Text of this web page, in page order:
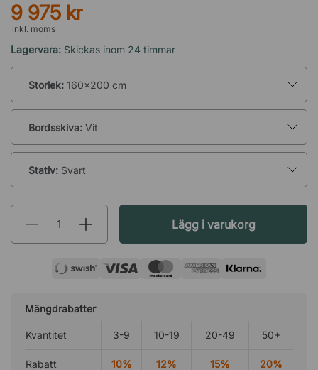
9 975 kr
inkl. moms
Lagervara: Skickas inom 24 timmar
Storlek: 160x200 cm
Bordsskiva: Vit
Stativ: Svart
Lägg i varukorg
Mängdrabatter
Kvantitet 3-9 10-19 20-49 50+
Rabatt 10% 12% 15% 20%